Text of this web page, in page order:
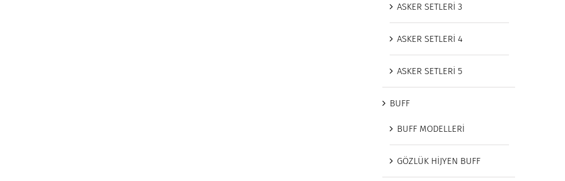
ASKER SETLERİ 3
ASKER SETLERİ 4
ASKER SETLERİ 5
BUFF
BUFF MODELLERİ
GÖZLÜK HİJYEN BUFF